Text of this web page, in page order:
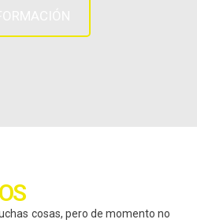
cosas, pero de momento no